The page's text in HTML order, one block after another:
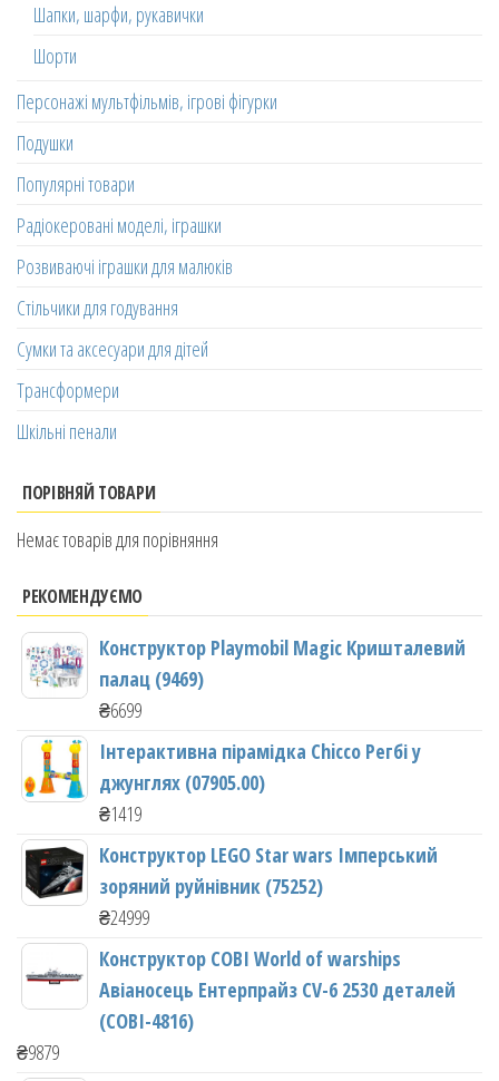
Шапки, шарфи, рукавички
Шорти
Персонажі мультфільмів, ігрові фігурки
Подушки
Популярні товари
Радіокеровані моделі, іграшки
Розвиваючі іграшки для малюків
Стільчики для годування
Сумки та аксесуари для дітей
Трансформери
Шкільні пенали
ПОРІВНЯЙ ТОВАРИ
Немає товарів для порівняння
РЕКОМЕНДУЄМО
Конструктор Playmobil Magic Кришталевий
палац (9469)
₴6699
Інтерактивна пірамідка Chicco Регбі у
джунглях (07905.00)
₴1419
Конструктор LEGO Star wars Імперський
зоряний руйнівник (75252)
₴24999
Конструктор COBI World of warships
Авіаносець Ентерпрайз CV-6 2530 деталей
(COBI-4816)
₴9879